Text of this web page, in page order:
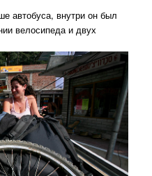
автобуса, внутри он был
велосипеда и двух